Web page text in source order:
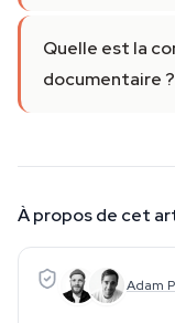
Quelle est la
documentaire ?
À propos de cet
Adam